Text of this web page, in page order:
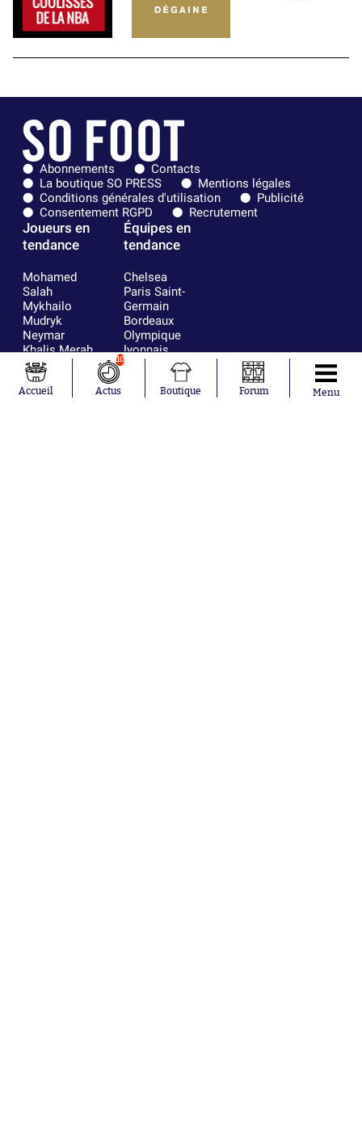
Abonnements
Contacts
La boutique SO PRESS
Mentions légales
Conditions générales d'utilisation
Publicité
Consentement RGPD
Recrutement
Joueurs en
tendance
Mohamed
Salah
Mykhailo
Mudryk
Neymar
Khalis Merah
Loïs Openda
Moussa
Niakhaté
Équipes en
tendance
Chelsea
Paris Saint-
Germain
Bordeaux
Olympique
lyonnais
FIFA
Real Madrid
RC Strasbourg
Accueil
10
Actus Boutique Forum Menu